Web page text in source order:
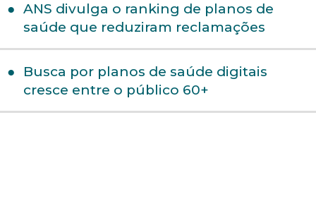
ANS divulga o ranking de planos de
saúde que reduziram reclamações
Busca por planos de saúde digitais
cresce entre o público 60+